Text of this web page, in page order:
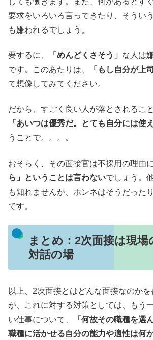
要求をいろいろ言ってきたり、そうい
も嫌われるでしょう。
要するに、 「めんどくさそう」 な人は
です。このあたりは、
「もし自分が上
て想像してみてください。
だから、すごく良い人が落とされるこ
「あいつは優秀だ。とても自分には使
うことで。。。。
おそらく、その面接官は不採用の理由に
ら」ということは言わないでしょう。
も知れませんが、ホンネはそうだった
です。
まとめ：2次面接は現
対話の場
以上、2次面接とはどんな面接なのか
が、これに対する対策としては、もう
い仕事について、
「何故その職種を選
職種に活かせる自分の能力や適性は何か